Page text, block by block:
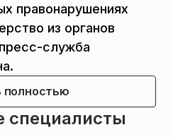
правонарушениях
из органов
служба
полностью
специалисты